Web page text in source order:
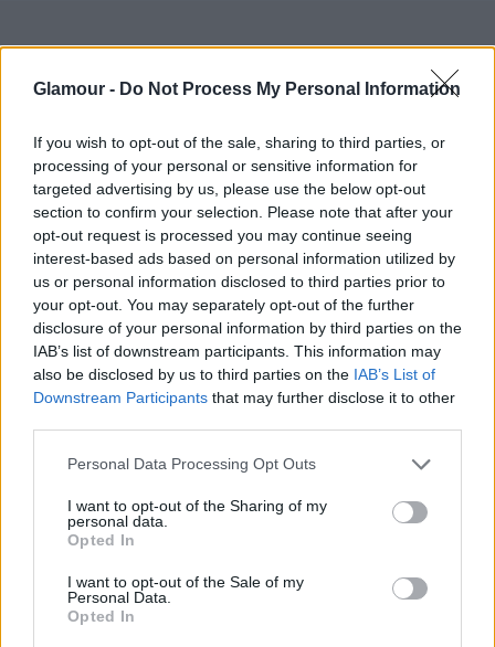
Glamour - Do Not Process My Personal Information
If you wish to opt-out of the sale, sharing to third parties, or
processing of your personal or sensitive information for
targeted advertising by us, please use the below opt-out
section to confirm your selection. Please note that after your
opt-out request is processed you may continue seeing
interest-based ads based on personal information utilized by
us or personal information disclosed to third parties prior to
your opt-out. You may separately opt-out of the further
disclosure of your personal information by third parties on the
IAB’s list of downstream participants. This information may
also be disclosed by us to third parties on the IAB’s List of
Downstream Participants that may further disclose it to other
Please note that this website/app uses one or more Google
not limited to your visit or usage behaviour. You may click to
grant or deny consent to Google and its third-party tags to
use your data for below specified purposes in below Google
consent section.
Personal Data Processing Opt Outs
I want to opt-out of the Sharing of my
personal data.
Opted In
I want to opt-out of the Sale of my
Personal Data.
Opted In
örömmel mondott igent a VIVA tévé felkérésére is,
hogy díjat adjon át a Cometen. A soproni szépség
magyar tervezők kreációjára szavazott: egy mesés
USE unusedruhában vonult végig a vörös
szőnyegen. Ezt a kreációtviselte egyébként Balla
Eszter is az idei GLAMOUR Women of the Yearen
Szerintünk nagyon glamúr választás, ti mit
gondoltok?
Megosztás
Küldés
keresőben könnyebben megtaláld a
glamour.hu cikkeit